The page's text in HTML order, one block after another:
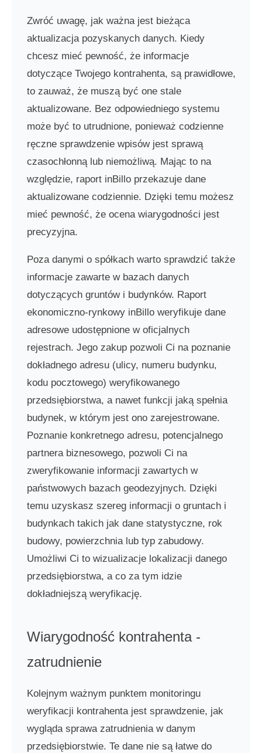
Zwróć uwagę, jak ważna jest bieżąca
aktualizacja pozyskanych danych. Kiedy
chcesz mieć pewność, że informacje
dotyczące Twojego kontrahenta, są prawidłowe,
to zauważ, że muszą być one stale
aktualizowane. Bez odpowiedniego systemu
może być to utrudnione, ponieważ codzienne
ręczne sprawdzenie wpisów jest sprawą
czasochłonną lub niemożliwą. Mając to na
względzie, raport inBillo przekazuje dane
aktualizowane codziennie. Dzięki temu możesz
mieć pewność, że ocena wiarygodności jest
precyzyjna.
Poza danymi o spółkach warto sprawdzić także
informacje zawarte w bazach danych
dotyczących gruntów i budynków. Raport
ekonomiczno-rynkowy inBillo weryfikuje dane
adresowe udostępnione w oficjalnych
rejestrach. Jego zakup pozwoli Ci na poznanie
dokładnego adresu (ulicy, numeru budynku,
kodu pocztowego) weryfikowanego
przedsiębiorstwa, a nawet funkcji jaką spełnia
budynek, w którym jest ono zarejestrowane.
Poznanie konkretnego adresu, potencjalnego
partnera biznesowego, pozwoli Ci na
zweryfikowanie informacji zawartych w
państwowych bazach geodezyjnych. Dzięki
temu uzyskasz szereg informacji o gruntach i
budynkach takich jak dane statystyczne, rok
budowy, powierzchnia lub typ zabudowy.
Umożliwi Ci to wizualizacje lokalizacji danego
przedsiębiorstwa, a co za tym idzie
dokładniejszą weryfikację.
Wiarygodność kontrahenta -
zatrudnienie
Kolejnym ważnym punktem monitoringu
weryfikacji kontrahenta jest sprawdzenie, jak
wygląda sprawa zatrudnienia w danym
przedsiębiorstwie. Te dane nie są łatwe do